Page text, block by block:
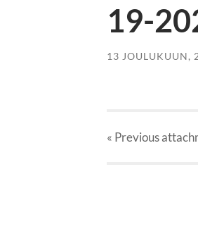
19-
13 JOULUKUUN,
« Previous